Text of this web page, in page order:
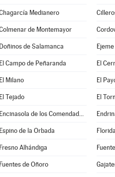
Medianero
de Montemayor
Doñinos de Salamanca Ejeme
El Campo de Peñaranda El
El Milano El
El Tejado El
Encinasola de los Comendadores
Espino de la Orbada
Fresno Alhándiga
Fuentes de Oñoro